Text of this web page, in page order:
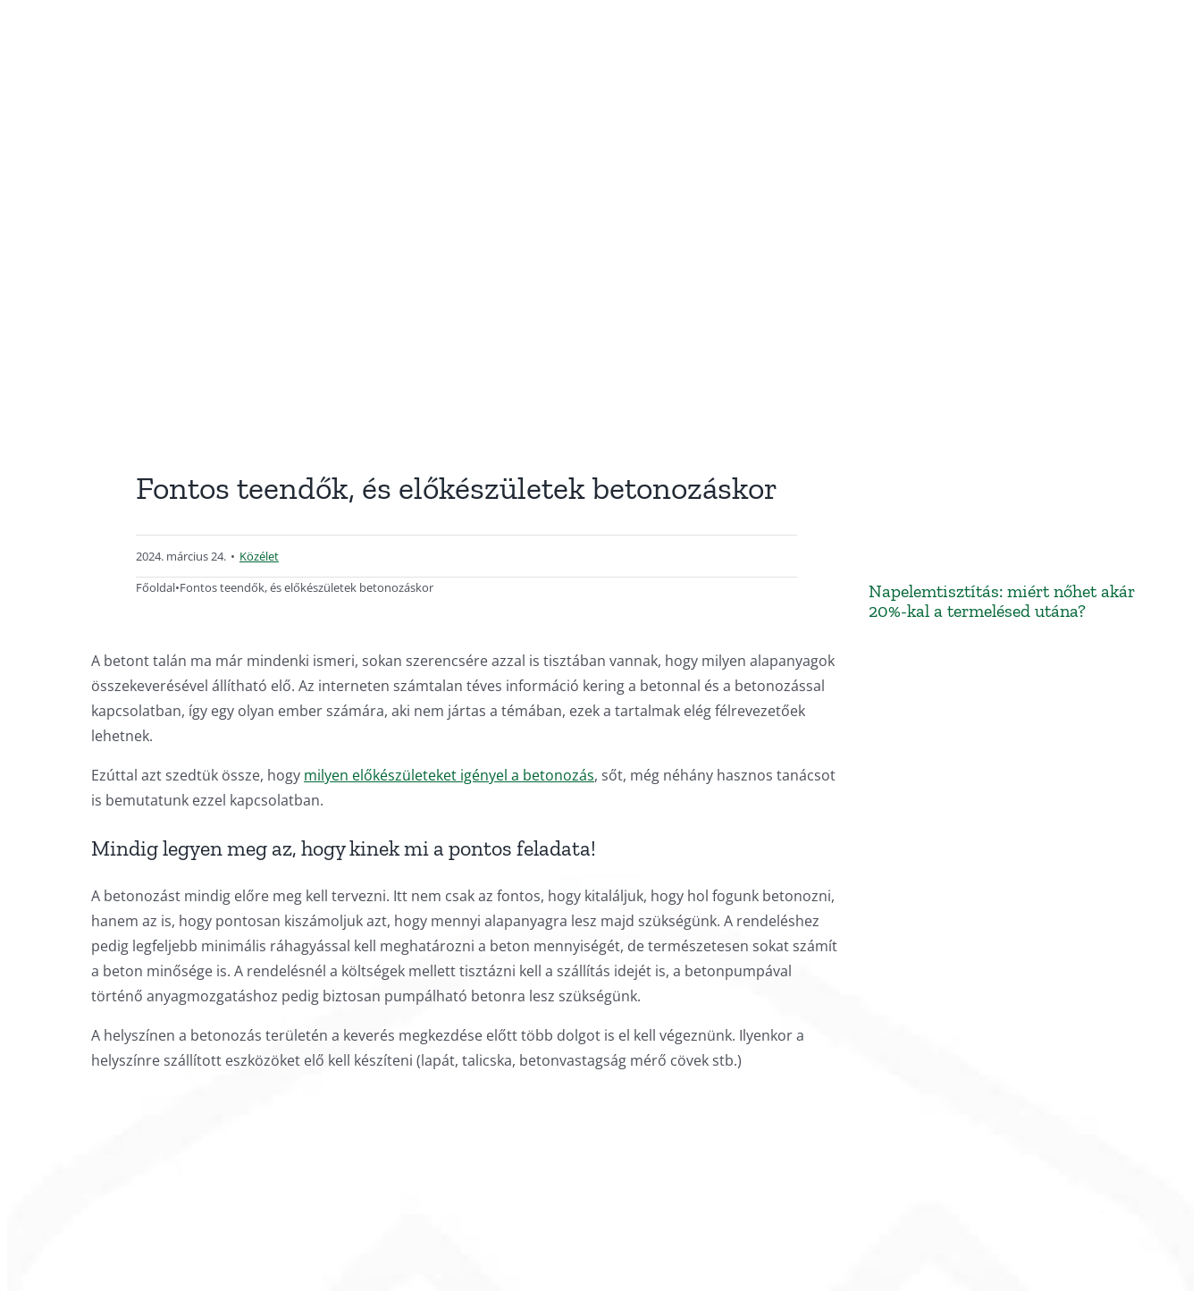
Fontos teendők, és előkészületek betonozáskor
2024. március 24. • Közélet
Főoldal•Fontos teendők, és előkészületek betonozáskor
A betont talán ma már mindenki ismeri, sokan szerencsére azzal is tisztában vannak, hogy milyen alapanyagok
összekeverésével állítható elő. Az interneten számtalan téves információ kering a betonnal és a betonozással
kapcsolatban, így egy olyan ember számára, aki nem jártas a témában, ezek a tartalmak elég félrevezetőek
lehetnek.
Ezúttal azt szedtük össze, hogy milyen előkészületeket igényel a betonozás, sőt, még néhány hasznos tanácsot
is bemutatunk ezzel kapcsolatban.
Mindig legyen meg az, hogy kinek mi a pontos feladata!
A betonozást mindig előre meg kell tervezni. Itt nem csak az fontos, hogy kitaláljuk, hogy hol fogunk betonozni,
hanem az is, hogy pontosan kiszámoljuk azt, hogy mennyi alapanyagra lesz majd szükségünk. A rendeléshez
pedig legfeljebb minimális ráhagyással kell meghatározni a beton mennyiségét, de természetesen sokat számít
a beton minősége is. A rendelésnél a költségek mellett tisztázni kell a szállítás idejét is, a betonpumpával
történő anyagmozgatáshoz pedig biztosan pumpálható betonra lesz szükségünk.
A helyszínen a betonozás területén a keverés megkezdése előtt több dolgot is el kell végeznünk. Ilyenkor a
helyszínre szállított eszközöket elő kell készíteni (lapát, talicska, betonvastagság mérő cövek stb.)
Napelemtisztítás: miért nőhet akár
20%-kal a termelésed utána?
Biokompatibilis fogászati